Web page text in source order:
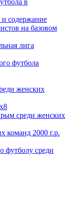
в
содержание
на базовом
лига
футбола
женских
среди женских
команд 2000 г.р.
футболу среди